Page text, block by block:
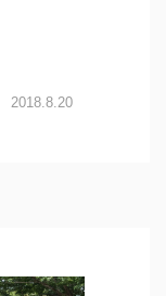
2018.8.20